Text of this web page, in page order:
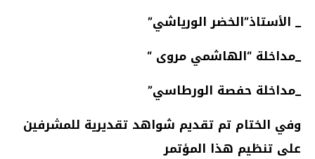
_ اﻷستاذ”الخضر الورياشي”
_مداخلة “الهاشمي مروى “
_مداخلة حفصة الورطاسي”
وفي الختام تم تقديم شواهد تقديرية للمشرفين
على تنظيم هذا المؤتمر